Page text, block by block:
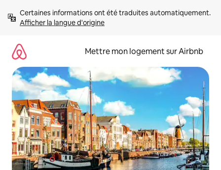
directement
Afficher la langue d'origine
Mettre mon logement sur Airbnb